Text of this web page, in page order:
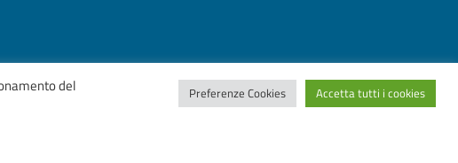
del Preferenze Cookies Accetta tutti i cookies